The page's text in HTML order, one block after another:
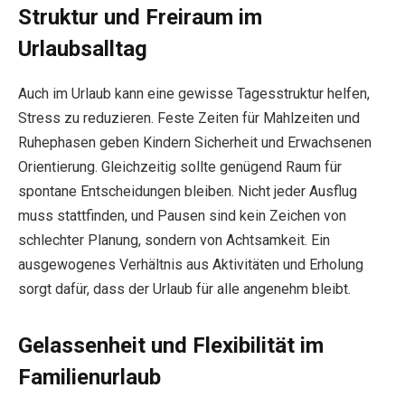
Struktur und Freiraum im
Urlaubsalltag
Auch im Urlaub kann eine gewisse Tagesstruktur helfen,
Stress zu reduzieren. Feste Zeiten für Mahlzeiten und
Ruhephasen geben Kindern Sicherheit und Erwachsenen
Orientierung. Gleichzeitig sollte genügend Raum für
spontane Entscheidungen bleiben. Nicht jeder Ausflug
muss stattfinden, und Pausen sind kein Zeichen von
schlechter Planung, sondern von Achtsamkeit. Ein
ausgewogenes Verhältnis aus Aktivitäten und Erholung
sorgt dafür, dass der Urlaub für alle angenehm bleibt.
Gelassenheit und Flexibilität im
Familienurlaub